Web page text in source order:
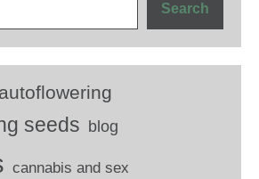
Search
autoflowering
seeds blog
cannabis and sex